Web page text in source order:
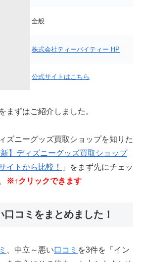
全般
株式会社ティーバイティー HP
公式サイトはこちら
まずはご紹介しました。
ズニーグッズ買取ショップを知りた
新】ディズニーグッズ買取ショップ
イトから比較！
」をまず先にチェッ
※↑クリックできます
口コミをまとめました！
、中立～悪い口コミ を3件を「イン